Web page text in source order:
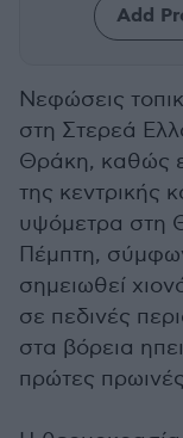
Add
Νεφώσεις
στη Στερεά
Θράκη, καθώς
της κεντρικής
υψόμετρα στη
Πέμπτη,
σημειωθεί
σε πεδινές
στα βόρεια
πρώτες